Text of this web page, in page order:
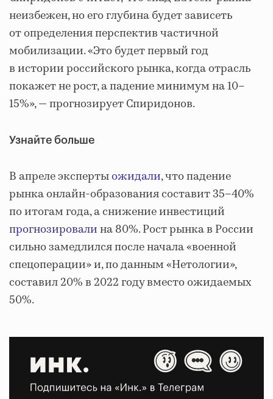
неизбежен, но его глубина будет зависеть
от определения перспектив частичной
мобилизации. «Это будет первый год
в истории российского рынка, когда отрасль
покажет не рост, а падение минимум на 10–
15%», — прогнозирует Спиридонов.
Узнайте больше
В апреле экспертыожидали, что падение
рынка онлайн-образования составит 35–40%
по итогам года, а снижение инвестиций
прогнозировалина 80%. Рост рынка в России
сильно замедлился после начала «военной
спецоперации» и, по данным «Нетологии»,
составил 20% в 2022 году вместо ожидаемых
50%.